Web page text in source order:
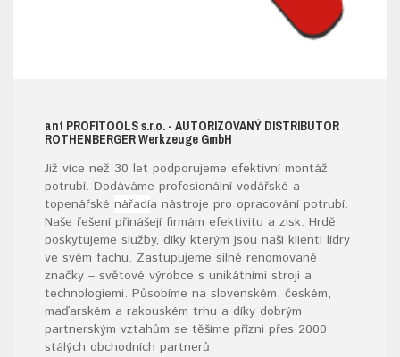
ant PROFITOOLSs.r.o. - AUTORIZOVANÝ DISTRIBUTOR
ROTHENBERGER Werkzeuge GmbH
Již více než 30 let podporujeme efektivní montáž
potrubí. Dodáváme profesionální vodářské a
topenářské nářadía nástroje pro opracování potrubí.
Naše řešení přinášejí firmám efektivitu a zisk. Hrdě
poskytujeme služby, díky kterým jsou naši klienti lídry
ve svém fachu. Zastupujeme silné renomované
značky – světové výrobce s unikátními stroji a
technologiemi. Působíme na slovenském, českém,
maďarském a rakouském trhu a díky dobrým
partnerským vztahům se těšíme přízni přes 2000
stálých obchodních partnerů.